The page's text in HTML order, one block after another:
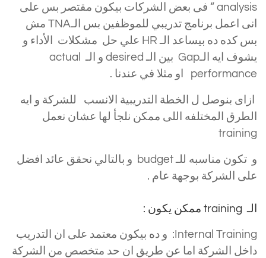
analysis “ فى بعض الشركات بيكون مقتصر بس على
انى اعمل برنامج تدريبي للموظفين بس الـTNA مش
بس كده ده بيساعد الـ HR علي حل مشكلات الأداء و
يشوف ايه الـGap بين الـ desired و الـ actual
performance او مثلا في عندنا .
ازاى بنوصل ل الخطة التدريبية الانسب للشركة و ايه
الطرق المختلفه اللى ممكن نلجأ لها عشان نعمل
training
و تكون مناسبه للـ budget و بالتالي نحقق عائد افضل
على الشركة بوجهة عام .
الـ training ممكن يكون :
Internal Training: و ده بيكون معتمد على ان التدريب
داخل الشركة اما عن طريق ان حد متخصص من الشركة